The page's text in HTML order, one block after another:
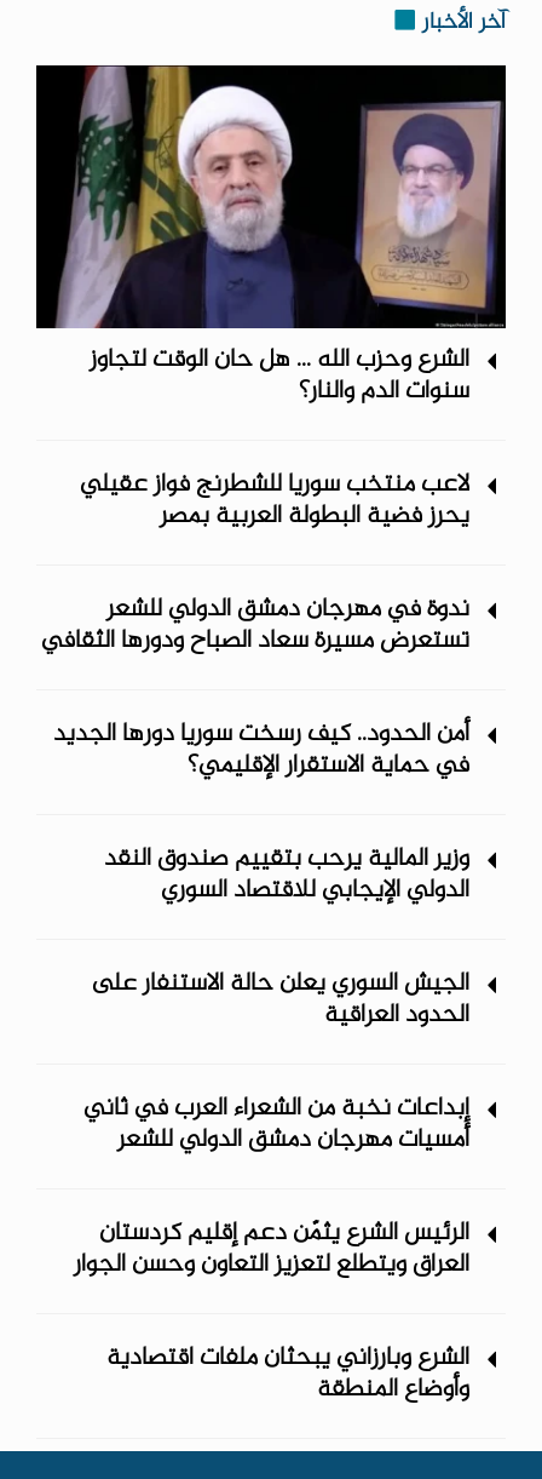
آخر الأخبار
الشرع وحزب الله ... هل حان الوقت لتجاوز
سنوات الدم والنار؟
لاعب منتخب سوريا للشطرنج فواز عقيلي
يحرز فضية البطولة العربية بمصر
ندوة في مهرجان دمشق الدولي للشعر
تستعرض مسيرة سعاد الصباح ودورها الثقافي
أمن الحدود.. كيف رسخت سوريا دورها الجديد
في حماية الاستقرار الإقليمي؟
وزير المالية يرحب بتقييم صندوق النقد
الدولي الإيجابي للاقتصاد السوري
الجيش السوري يعلن حالة الاستنفار على
الحدود العراقية
إبداعات نخبة من الشعراء العرب في ثاني
أمسيات مهرجان دمشق الدولي ‏للشعر
الرئيس الشرع يثمّن دعم إقليم كردستان
العراق ويتطلع لتعزيز التعاون وحسن الجوار
الشرع وبارزاني يبحثان ملفات اقتصادية
وأوضاع المنطقة